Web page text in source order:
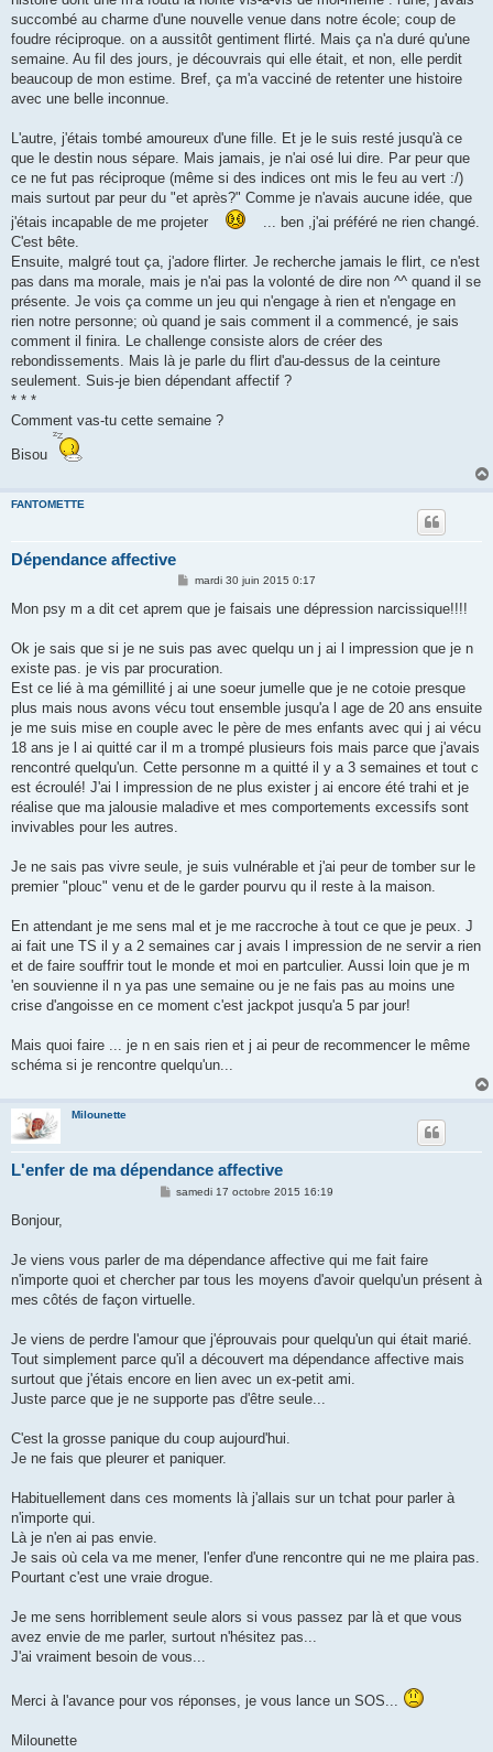
succombé au charme d'une nouvelle venue dans notre école; coup de
foudre réciproque. on a aussitôt gentiment flirté. Mais ça n'a duré qu'une
semaine. Au fil des jours, je découvrais qui elle était, et non, elle perdit
beaucoup de mon estime. Bref, ça m'a vacciné de retenter une histoire
avec une belle inconnue.
L'autre, j'étais tombé amoureux d'une fille. Et je le suis resté jusqu'à ce
que le destin nous sépare. Mais jamais, je n'ai osé lui dire. Par peur que
ce ne fut pas réciproque (même si des indices ont mis le feu au vert :/)
mais surtout par peur du "et après?" Comme je n'avais aucune idée, que
j'étais incapable de me projeter
... ben ,j'ai préféré ne rien changé.
C'est bête.
Ensuite, malgré tout ça, j'adore flirter. Je recherche jamais le flirt, ce n'est
pas dans ma morale, mais je n'ai pas la volonté de dire non ^^ quand il se
présente. Je vois ça comme un jeu qui n'engage à rien et n'engage en
rien notre personne; où quand je sais comment il a commencé, je sais
comment il finira. Le challenge consiste alors de créer des
rebondissements. Mais là je parle du flirt d'au-dessus de la ceinture
seulement. Suis-je bien dépendant affectif ?
* * *
Comment vas-tu cette semaine ?
Bisou
FANTOMETTE
Dépendance affective
M
s
s
g
e
mardi 30 juin 2015 0:17
Mon psy m a dit cet aprem que je faisais une dépression narcissique!!!!
Ok je sais que si je ne suis pas avec quelqu un j ai l impression que je n
existe pas. je vis par procuration.
Est ce lié à ma gémillité j ai une soeur jumelle que je ne cotoie presque
plus mais nous avons vécu tout ensemble jusqu'a l age de 20 ans ensuite
je me suis mise en couple avec le père de mes enfants avec qui j ai vécu
18 ans je l ai quitté car il m a trompé plusieurs fois mais parce que j'avais
rencontré quelqu'un. Cette personne m a quitté il y a 3 semaines et tout c
est écroulé! J'ai l impression de ne plus exister j ai encore été trahi et je
réalise que ma jalousie maladive et mes comportements excessifs sont
invivables pour les autres.
Je ne sais pas vivre seule, je suis vulnérable et j'ai peur de tomber sur le
premier "plouc" venu et de le garder pourvu qu il reste à la maison.
En attendant je me sens mal et je me raccroche à tout ce que je peux. J
ai fait une TS il y a 2 semaines car j avais l impression de ne servir a rien
et de faire souffrir tout le monde et moi en partculier. Aussi loin que je m
'en souvienne il n ya pas une semaine ou je ne fais pas au moins une
crise d'angoisse en ce moment c'est jackpot jusqu'a 5 par jour!
Mais quoi faire ... je n en sais rien et j ai peur de recommencer le même
schéma si je rencontre quelqu'un...
Milounette
L'enfer de ma dépendance affective
M
g
samedi 17 octobre 2015 16:19
Bonjour,
Je viens vous parler de ma dépendance affective qui me fait faire
n'importe quoi et chercher par tous les moyens d'avoir quelqu'un présent à
mes côtés de façon virtuelle.
Je viens de perdre l'amour que j'éprouvais pour quelqu'un qui était marié.
Tout simplement parce qu'il a découvert ma dépendance affective mais
surtout que j'étais encore en lien avec un ex-petit ami.
Juste parce que je ne supporte pas d'être seule...
C'est la grosse panique du coup aujourd'hui.
Je ne fais que pleurer et paniquer.
Habituellement dans ces moments là j'allais sur un tchat pour parler à
n'importe qui.
Là je n'en ai pas envie.
Je sais où cela va me mener, l'enfer d'une rencontre qui ne me plaira pas.
Pourtant c'est une vraie drogue.
Je me sens horriblement seule alors si vous passez par là et que vous
avez envie de me parler, surtout n'hésitez pas...
J'ai vraiment besoin de vous...
Merci à l'avance pour vos réponses, je vous lance un SOS...
Milounette